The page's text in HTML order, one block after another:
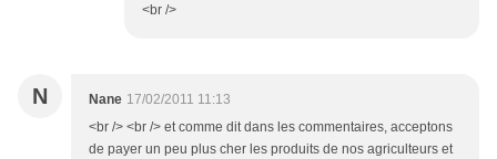
<br />
N Nane 17/02/2011 11:13
<br /> <br /> et comme dit dans les commentaires, acceptons
de payer un peu plus cher les produits de nos agriculteurs et